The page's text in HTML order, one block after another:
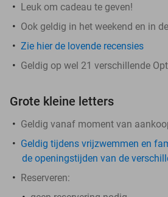
Leuk om cadeau te geven!
Ook geldig in het weekend en in
Zie hier de lovende recensies
Geldig op wel 21 verschillende
Grote kleine letters
Geldig vanaf moment van
Geldig tijdens vrijzwemmen en
de openingstijden van de
Reserveren: